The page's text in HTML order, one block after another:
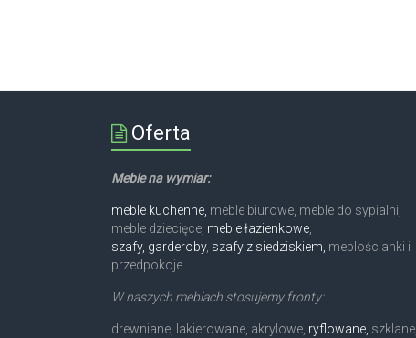
Oferta
Meble na wymiar:
meble kuchenne, meble biurowe, meble do sypialni,
meble dziecięce, meble łazienkowe
szafy, garderoby, szafy z siedziskiem, meblościanki i
przedpokoje
W naszych meblach stosujemy fronty:
drewniane, lakierowane, akrylowe, ryflowane, szklane,